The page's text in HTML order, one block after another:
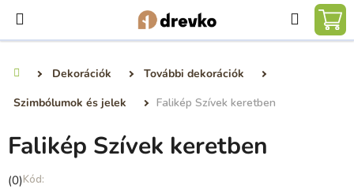
fő
Dekorációk
További dekorációk
Szimbólumok és jelek
Falikép Szívek keretben
Falikép Szívek keretben
A
(0)